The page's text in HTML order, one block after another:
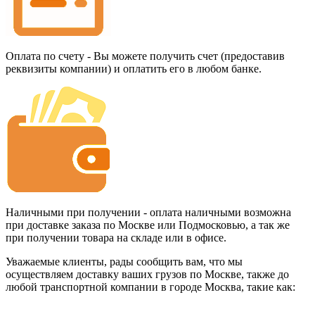
Оплата по счету - Вы можете получить счет (предоставив
реквизиты компании) и оплатить его в любом банке.
Наличными при получении - оплата наличными возможна
при доставке заказа по Москве или Подмосковью, а так же
при получении товара на складе или в офисе.
Уважаемые клиенты, рады сообщить вам, что мы
осуществляем доставку ваших грузов по Москве, также до
любой транспортной компании в городе Москва, такие как: